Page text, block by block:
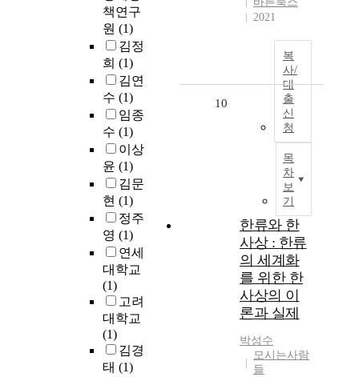
책연구
원 (1)
김정
희 (1)
김연
수 (1)
임종
수 (1)
이상
윤 (1)
김문
현 (1)
정주
영 (1)
연세
대학교
(1)
고려
대학교
(1)
김경
태 (1)
2021
복
사/
대
출
신
청
목
차
보
기
10
한류와 한
사상 : 한류
의 세계화
를 위한 한
사상의 이
론과 실제
박성수
모시는사람
들